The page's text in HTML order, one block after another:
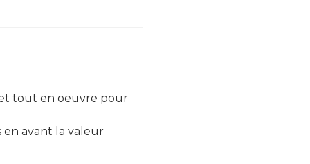
tout en oeuvre pour
en avant la valeur